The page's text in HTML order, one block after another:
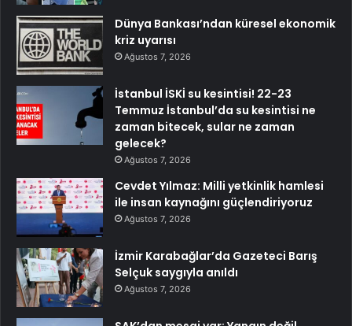
Dünya Bankası’ndan küresel ekonomik
kriz uyarısı
Ağustos 7, 2026
İstanbul İSKİ su kesintisi! 22-23
Temmuz İstanbul’da su kesintisi ne
zaman bitecek, sular ne zaman
gelecek?
Ağustos 7, 2026
Cevdet Yılmaz: Milli yetkinlik hamlesi
ile insan kaynağını güçlendiriyoruz
Ağustos 7, 2026
İzmir Karabağlar’da Gazeteci Barış
Selçuk saygıyla anıldı
Ağustos 7, 2026